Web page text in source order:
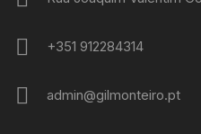
+351 912284314
admin@gilmonteiro.pt